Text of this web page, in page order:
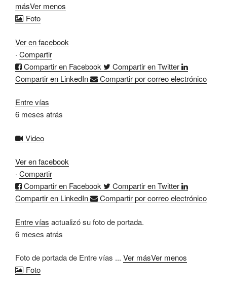
másVer menos
Foto
Ver en facebook
· Compartir
Compartir en Facebook
Compartir en Twitter
Compartir en LinkedIn
Compartir por correo electrónico
Entre vías
6 meses atrás
Video
Ver en facebook
· Compartir
Compartir en Facebook
Compartir en Twitter
Compartir en LinkedIn
Compartir por correo electrónico
Entre vías actualizó su foto de portada.
6 meses atrás
Foto de portada de Entre vías ... Ver másVer menos
Foto